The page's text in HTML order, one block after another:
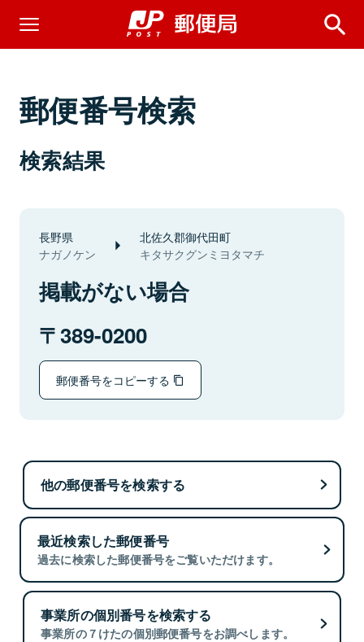
郵便番号検索
検索結果
長野県
ナガノケン
北佐久郡御代田町
キタサクグンミヨタマチ
掲載がない場合
389-0200
郵便番号をコピーする
他の郵便番号を検索する
最近検索した郵便番号
過去に検索した郵便番号をご覧いただけます。
事業所の個別番号を検索する
事業所の７けたの個別郵便番号をお調べします。